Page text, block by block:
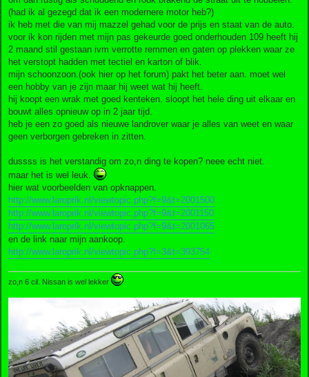
(had ik al gezegd dat ik een modernere motor heb?)
ik heb met die van mij mazzel gehad voor de prijs en staat van de auto.
voor ik kon rijden met mijn pas gekeurde goed onderhouden 109 heeft hij
2 maand stil gestaan ivm verrotte remmen en gaten op plekken waar ze
het verstopt hadden met tectiel en karton of blik.
mijn schoonzoon.(ook hier op het forum) pakt het beter aan. moet wel
een hobby van je zijn maar hij weet wat hij heeft.
hij koopt een wrak met goed kenteken. sloopt het hele ding uit elkaar en
bouwt alles opnieuw op in 2 jaar tijd.
heb je een zo goed als nieuwe landrover waar je alles van weet en waar
geen verborgen gebreken in zitten.
dussss is het verstandig om zo,n ding te kopen? neee echt niet.
maar het is wel leuk.
hier wat voorbeelden van opknappen.
http://www.laroprik.nl/viewtopic.php?f=9&t=2001500
http://www.laroprik.nl/viewtopic.php?f=9&t=2001150
http://www.laroprik.nl/viewtopic.php?f=9&t=2001065
en de link naar mijn aankoop.
http://www.laroprik.nl/viewtopic.php?f=3&t=393754
zo,n 6 cil. Nissan is wel lekker